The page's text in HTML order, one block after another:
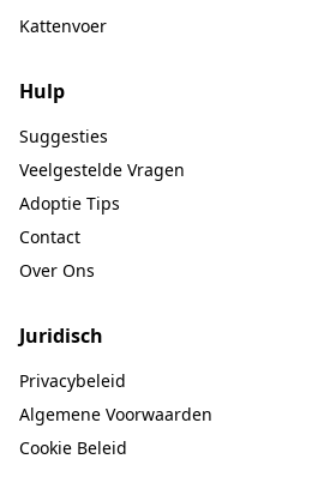
Kattenvoer
Hulp
Suggesties
Veelgestelde Vragen
Adoptie Tips
Contact
Over Ons
Juridisch
Privacybeleid
Algemene Voorwaarden
Cookie Beleid